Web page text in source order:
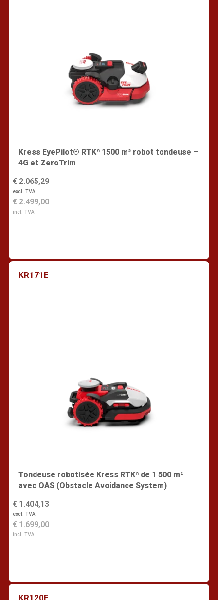
Kress EyePilot® RTKⁿ 1500 m² robot tondeuse –
4G et ZeroTrim
€ 2.065,29
excl. TVA
€ 2.499,00
incl. TVA
KR171E
Tondeuse robotisée Kress RTKⁿ de 1 500 m²
avec OAS (Obstacle Avoidance System)
€ 1.404,13
excl. TVA
€ 1.699,00
incl. TVA
KR120E